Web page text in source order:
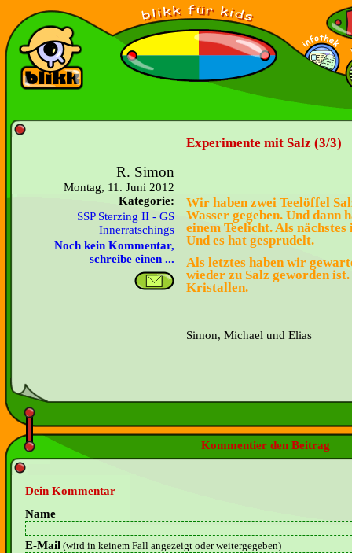
Experimente mit Salz (3/3)
R. Simon
Montag, 11. Juni 2012
Kategorie:
SSP Sterzing II - GS
Innerratschings
Noch kein Kommentar,
schreibe einen ...
Wir haben zwei Teelöffel
Wasser gegeben. Und dann
einem Teelicht. Als
Und es hat gesprudelt.
Als letztes haben wir
wieder zu Salz geworden
Kristallen.
Simon, Michael und Elias
Kommentier den Beitrag
Dein Kommentar
Name
E-Mail (wird in keinem Fall angezeigt oder weitergegeben)